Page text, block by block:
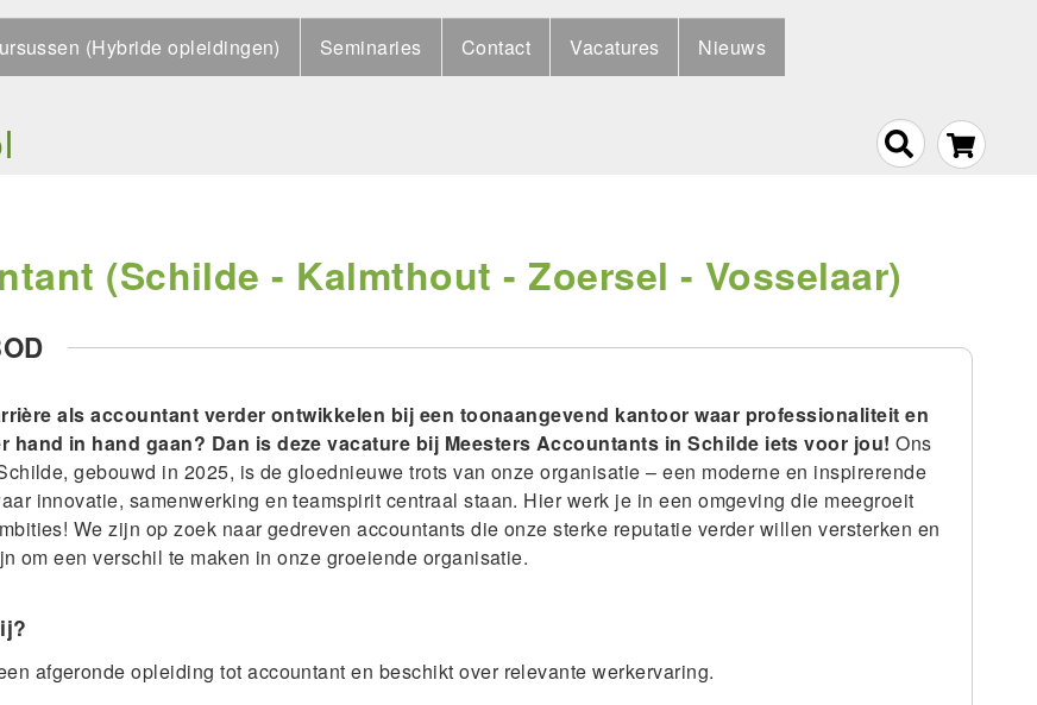
(Hybride opleidingen) Seminaries Contact Vacatures Nieuws
(Schilde - Kalmthout - Zoersel - Vosselaar)
als accountant verder ontwikkelen bij een toonaangevend kantoor waar professionaliteit en
hand in hand gaan? Dan is deze vacature bij Meesters Accountants in Schilde iets voor jou!Ons
gebouwd in 2025, is de gloednieuwe trots van onze organisatie – een moderne en inspirerende
innovatie, samenwerking en teamspirit centraal staan. Hier werk je in een omgeving die meegroeit
We zijn op zoek naar gedreven accountants die onze sterke reputatie verder willen versterken en
om een verschil te maken in onze groeiende organisatie.
afgeronde opleiding tot accountant en beschikt over relevante werkervaring.